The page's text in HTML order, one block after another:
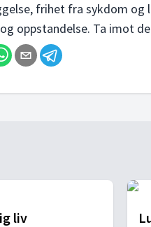
frihet fra sykdom og
oppstandelse. Ta imot
liv